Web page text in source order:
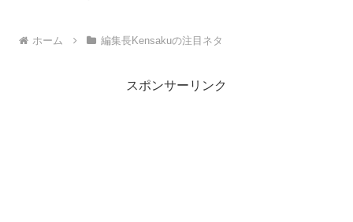
ホーム 編集長Kensakuの注目ネタ
スポンサーリンク